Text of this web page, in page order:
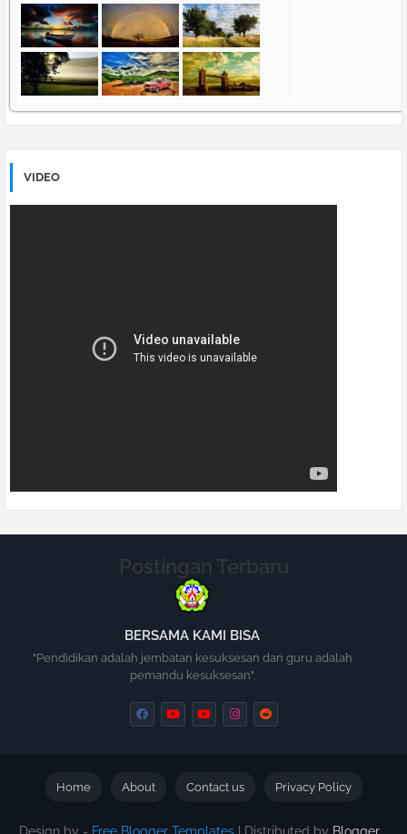
VIDEO
Postingan Terbaru
BERSAMA KAMI BISA
"Pendidikan adalah jembatan kesuksesan dan guru adalah
pemandu kesuksesan".
Home About Contact us Privacy Policy